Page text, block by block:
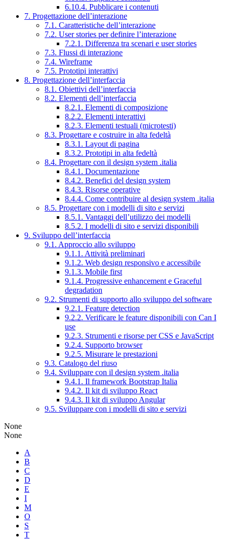
6.10.4. Pubblicare i contenuti
7. Progettazione dell’interazione
7.1. Caratteristiche dell’interazione
7.2. User stories per definire l’interazione
7.2.1. Differenza tra scenari e user stories
7.3. Flussi di interazione
7.4. Wireframe
7.5. Prototipi interattivi
8. Progettazione dell’interfaccia
8.1. Obiettivi dell’interfaccia
8.2. Elementi dell’interfaccia
8.2.1. Elementi di composizione
8.2.2. Elementi interattivi
8.2.3. Elementi testuali (microtesti)
8.3. Progettare e costruire in alta fedeltà
8.3.1. Layout di pagina
8.3.2. Prototipi in alta fedeltà
8.4. Progettare con il design system .italia
8.4.1. Documentazione
8.4.2. Benefici del design system
8.4.3. Risorse operative
8.4.4. Come contribuire al design system .italia
8.5. Progettare con i modelli di sito e servizi
8.5.1. Vantaggi dell’utilizzo dei modelli
8.5.2. I modelli di sito e servizi disponibili
9. Sviluppo dell’interfaccia
9.1. Approccio allo sviluppo
9.1.1. Attività preliminari
9.1.2. Web design responsivo e accessibile
9.1.3. Mobile first
9.1.4. Progressive enhancement e Graceful
degradation
9.2. Strumenti di supporto allo sviluppo del software
9.2.1. Feature detection
9.2.2. Verificare le feature disponibili con Can I
use
9.2.3. Strumenti e risorse per CSS e JavaScript
9.2.4. Supporto browser
9.2.5. Misurare le prestazioni
9.3. Catalogo del riuso
9.4. Sviluppare con il design system .italia
9.4.1. Il framework Bootstrap Italia
9.4.2. Il kit di sviluppo React
9.4.3. Il kit di sviluppo Angular
9.5. Sviluppare con i modelli di sito e servizi
None
None
A
B
C
D
E
I
M
O
S
T